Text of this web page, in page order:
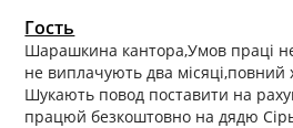
Гость
Шарашкина кантора,Умов праці
не виплачують два місяці,повний
Шукають повод поставити на
працюй безкоштовно на дядю